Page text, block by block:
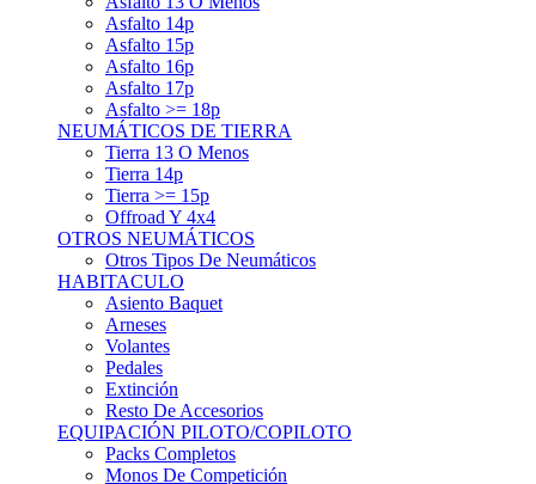
Asfalto 15p
Asfalto 16p
Asfalto 17p
Asfalto >= 18p
NEUMÁTICOS DE TIERRA
Tierra 13 O Menos
Tierra 14p
Tierra >= 15p
Offroad Y 4x4
OTROS NEUMÁTICOS
Otros Tipos De Neumáticos
HABITACULO
Asiento Baquet
Arneses
Volantes
Pedales
Extinción
Resto De Accesorios
EQUIPACIÓN PILOTO/COPILOTO
Packs Completos
Monos De Competición
Botines De Competición